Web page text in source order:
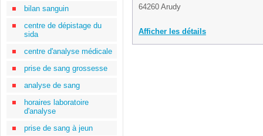
bilan sanguin
centre de dépistage du
sida
centre d'analyse médicale
prise de sang grossesse
analyse de sang
horaires laboratoire
d'analyse
prise de sang à jeun
64260 Arudy
Afficher les détails